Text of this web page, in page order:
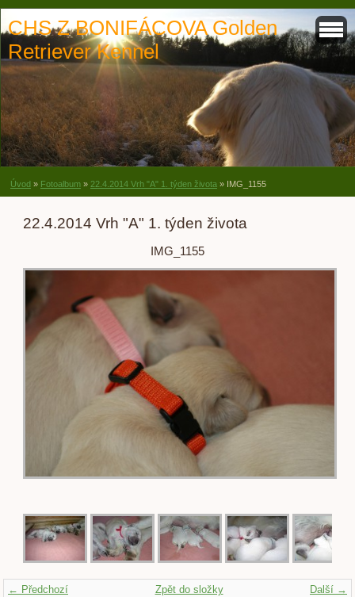
CHS Z BONIFÁCOVA Golden
Retriever Kennel
Úvod » Fotoalbum » 22.4.2014 Vrh "A" 1. týden života » IMG_1155
22.4.2014 Vrh "A" 1. týden života
IMG_1155
← Předchozí Další →
Zpět do složky